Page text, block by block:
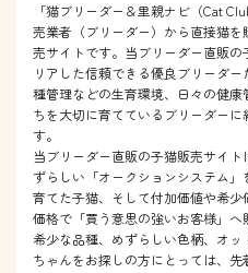
「猫ブリーダー＆里親ナビ（Cat
売業者（ブリーダー）から直接猫
売サイトです。当ブリーダー直販
リアした信頼できる優良ブリーダ
種管理などの生育環境、日々の健
ちを大切に育てているブリーダー
す。
当ブリーダー直販の子猫販売サイ
ずらしい「オークションシステム
育てた子猫、そして付加価値や希
価格で「買う意思の強いお客様」へ
希少な品種、めずらしい色柄、オ
ちゃんをお探しの方にとっては、